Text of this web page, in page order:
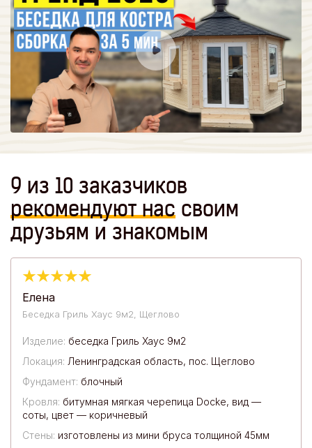
9 из 10 заказчиков
рекомендуют нас своим
друзьям и знакомым
Елена
Беседка Гриль Хаус 9м2, Щеглово
Изделие: беседка Гриль Хаус 9м2
Локация: Ленинградская область, пос. Щеглово
Фундамент: блочный
Кровля: битумная мягкая черепица Docke, вид —
соты, цвет — коричневый
Стены: изготовлены из мини бруса толщиной 45мм